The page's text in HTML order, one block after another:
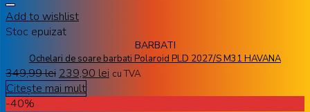
Add to wishlist
Stoc epuizat
BARBATI
Ochelari de soare barbati Polaroid PLD 2027/S M31 HAVANA
349,99lei 239,90 lei cu TVA
Citește mai mult
-40%